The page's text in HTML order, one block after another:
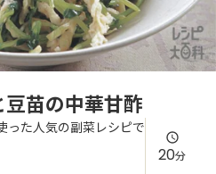
わせ
苗の中華甘酢
った人気の副菜レシピで
20分